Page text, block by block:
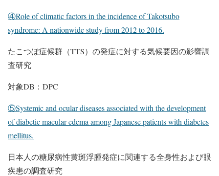
④Role of climatic factors in the incidence of Takotsubo
syndrome: A nationwide study from 2012 to 2016.
たこつぼ症候群（TTS）の発症に対する気候要因の影響調
査研究
対象DB：DPC
⑤Systemic and ocular diseases associated with the development
of diabetic macular edema among Japanese patients with diabetes
mellitus.
日本人の糖尿病性黄斑浮腫発症に関連する全身性および眼
疾患の調査研究